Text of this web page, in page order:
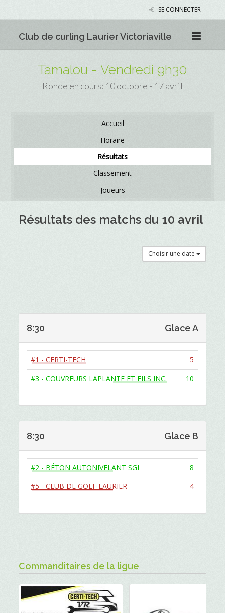
SE CONNECTER
Club de curling Laurier Victoriaville
Tamalou - Vendredi 9h30
Ronde en cours: 10 octobre - 17 avril
Accueil
Horaire
Résultats
Classement
Joueurs
Résultats des matchs du 10 avril
Choisir une date
8:30 Glace A
#1 - CERTI-TECH
5
#3 - COUVREURS LAPLANTE ET FILS INC.
10
8:30 Glace B
#2 - BÉTON AUTONIVELANT SGI
8
#5 - CLUB DE GOLF LAURIER
4
Commanditaires de la ligue